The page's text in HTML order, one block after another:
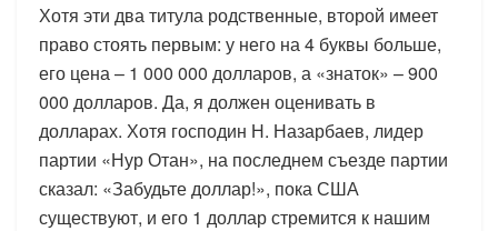
Хотя эти два титула родственные, второй имеет
право стоять первым: у него на 4 буквы больше,
его цена – 1 000 000 долларов, а «знаток» – 900
000 долларов. Да, я должен оценивать в
долларах. Хотя господин Н. Назарбаев, лидер
партии «Нур Отан», на последнем съезде партии
сказал: «Забудьте доллар!», пока США
существуют, и его 1 доллар стремится к нашим